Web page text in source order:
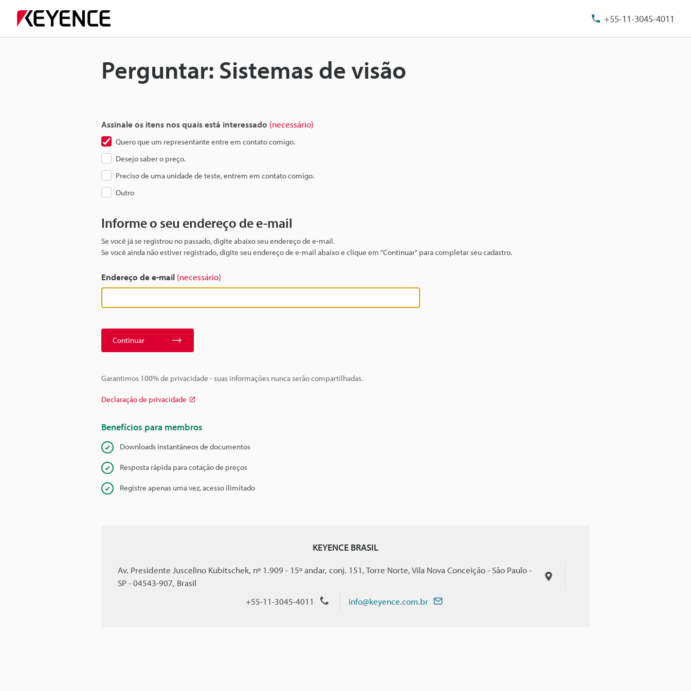
+55-11-3045-4011
Perguntar: Sistemas de visão
Assinale os itens nos quais está interessado (necessário)
Quero que um representante entre em contato comigo.
Desejo saber o preço.
Preciso de uma unidade de teste, entrem em contato comigo.
Outro
Informe o seu endereço de e-mail
Se você já se registrou no passado, digite abaixo seu endereço de e-mail.
Se você ainda não estiver registrado, digite seu endereço de e-mail abaixo e clique em "Continuar" para completar seu cadastro.
Endereço de e-mail (necessário)
Continuar
Garantimos 100% de privacidade - suas informações nunca serão compartilhadas.
Declaração de privacidade
Benefícios para membros
Downloads instantâneos de documentos
Resposta rápida para cotação de preços
Registre apenas uma vez, acesso ilimitado
KEYENCE BRASIL
Av. Presidente Juscelino Kubitschek, nº 1.909 - 15º andar, conj. 151, Torre Norte, Vila Nova Conceição - São Paulo -
SP - 04543-907, Brasil
+55-11-3045-4011
info@keyence.com.br